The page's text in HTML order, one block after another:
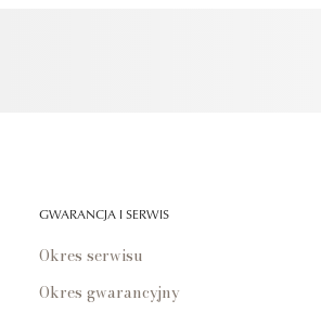
GWARANCJA I SERWIS
Okres serwisu
Okres gwarancyjny